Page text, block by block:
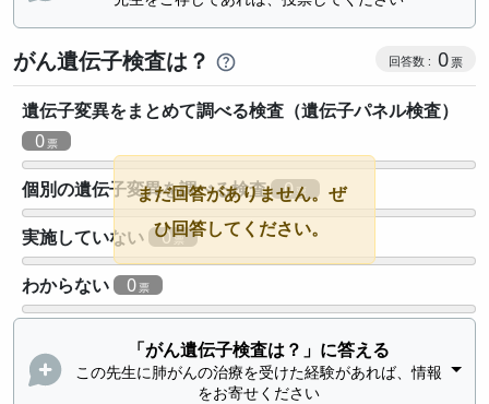
がん遺伝子検査は？ 0
遺伝子変異をまとめて調べる検査（遺伝子パネル検査）
0
個別の遺伝子変異を調べる検査
0
実施していない
0
わからない
0
「がん遺伝子検査は？」に答える
この先生に肺がんの治療を受けた経験があれば、情報
をお寄せください
まだ回答がありません。ぜ
ひ回答してください。